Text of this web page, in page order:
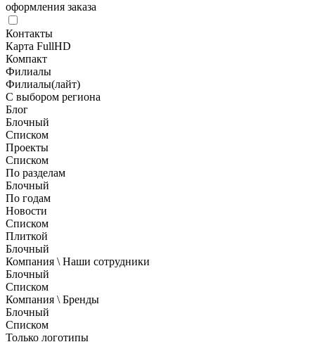
оформления заказа
Контакты
Карта FullHD
Компакт
Филиалы
Филиалы(лайт)
С выбором региона
Блог
Блочный
Списком
Проекты
Списком
По разделам
Блочный
По годам
Новости
Списком
Плиткой
Блочный
Компания \ Наши сотрудники
Блочный
Списком
Компания \ Бренды
Блочный
Списком
Только логотипы